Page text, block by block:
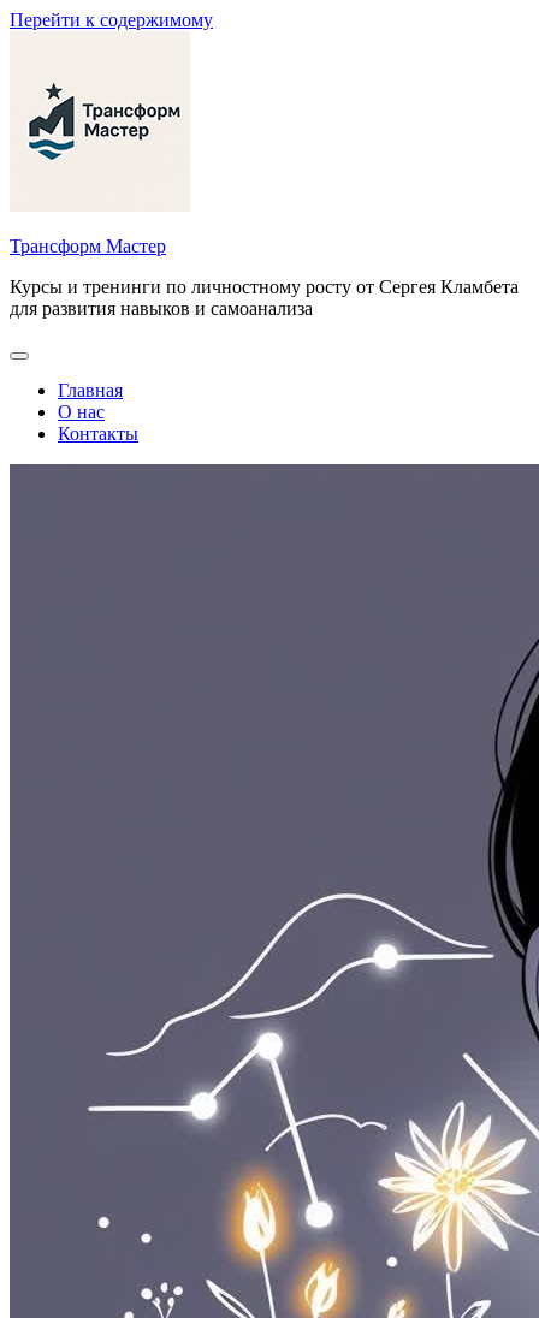
Перейти к содержимому
Трансформ Мастер
Курсы и тренинги по личностному росту от Сергея Кламбета
для развития навыков и самоанализа
Главная
О нас
Контакты